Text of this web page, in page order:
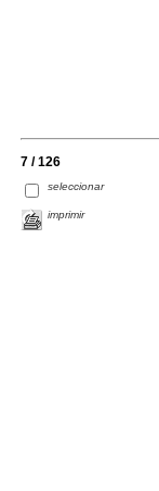
7 / 126
seleccionar
imprimir